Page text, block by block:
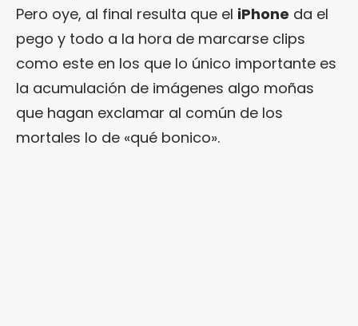
Pero oye, al final resulta que el iPhone da el
pego y todo a la hora de marcarse clips
como este en los que lo único importante es
la acumulación de imágenes algo moñas
que hagan exclamar al común de los
mortales lo de «qué bonico».